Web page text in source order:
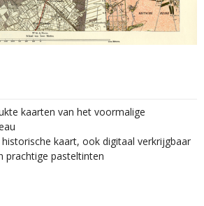
kaarten van het voormalige
kaart, ook digitaal verkrijgbaar
prachtige pasteltinten